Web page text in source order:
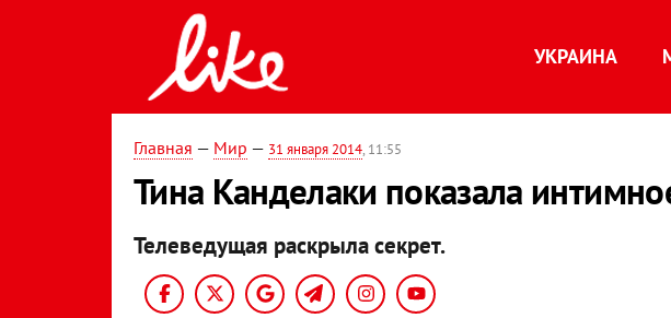
УКРАИНА
Главная — Мир — 31 января 2014, 11:55
Тина Канделаки показала
Телеведущая раскрыла секрет.